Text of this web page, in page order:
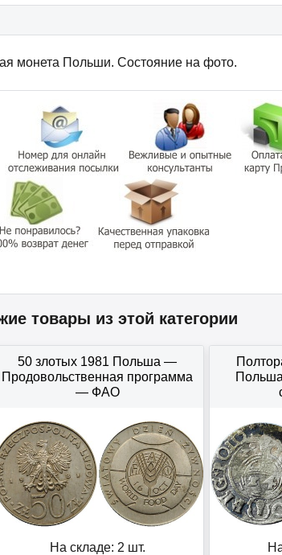
монета Польши. Состояние на фото.
товары из этой категории
50 злотых 1981 Польша —
Продовольственная программа
— ФАО
На складе: 2 шт.